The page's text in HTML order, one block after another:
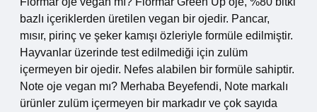
bazlı içeriklerden üretilen vegan bir ojedir. Pancar,
mısır, pirinç ve şeker kamışı özleriyle formüle edilmiştir.
Hayvanlar üzerinde test edilmediği için zulüm
içermeyen bir ojedir. Nefes alabilen bir formüle sahiptir.
Note oje vegan mı? Merhaba Beyefendi, Note markalı
ürünler zulüm içermeyen bir markadır ve çok sayıda